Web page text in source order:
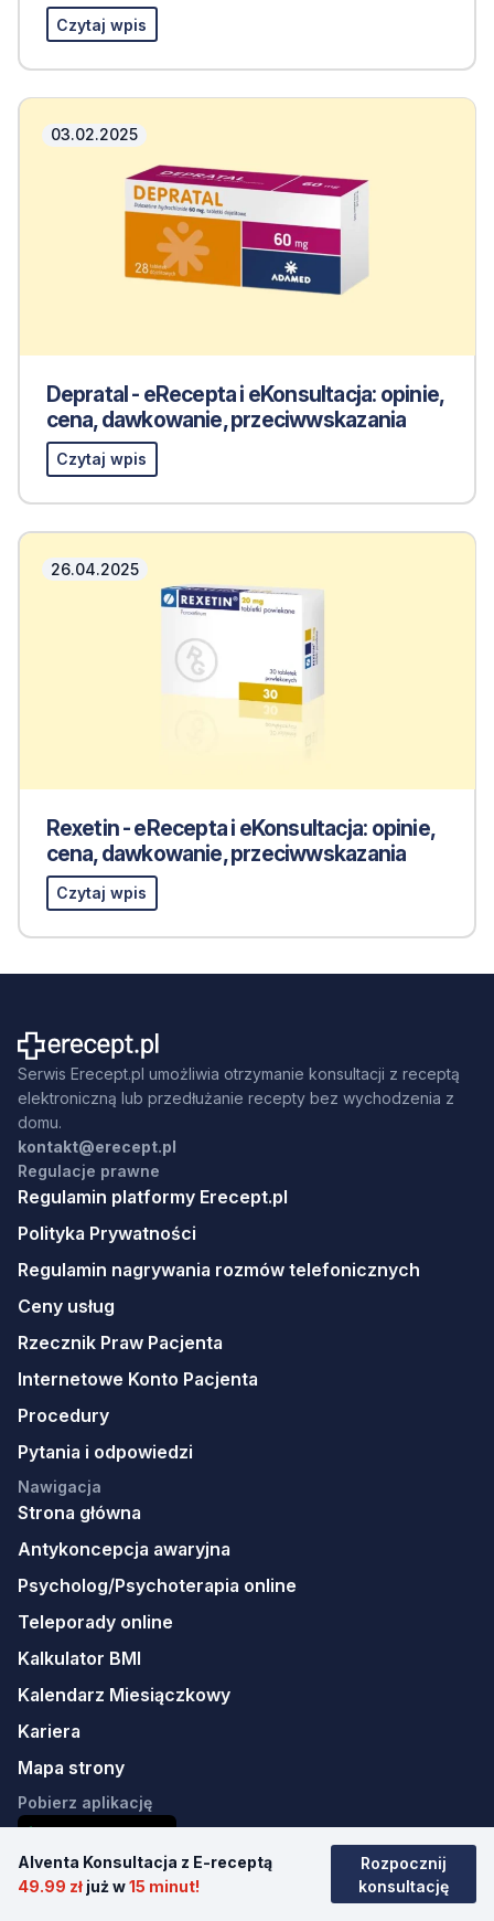
Alventa Konsultacja z E-receptą
49.99 zł już w15 minut!
Rozpocznij
konsultację
Czytaj wpis
03.02.2025
Depratal - eRecepta i eKonsultacja: opinie,
cena, dawkowanie, przeciwwskazania
Czytaj wpis
26.04.2025
Rexetin - eRecepta i eKonsultacja: opinie,
cena, dawkowanie, przeciwwskazania
Czytaj wpis
Serwis Erecept.pl umożliwia otrzymanie konsultacji z receptą
elektroniczną lub przedłużanie recepty bez wychodzenia z
domu.
kontakt@erecept.pl
Regulacje prawne
Regulamin platformy Erecept.pl
Polityka Prywatności
Regulamin nagrywania rozmów telefonicznych
Ceny usług
Rzecznik Praw Pacjenta
Internetowe Konto Pacjenta
Procedury
Pytania i odpowiedzi
Nawigacja
Strona główna
Antykoncepcja awaryjna
Psycholog/Psychoterapia online
Teleporady online
Kalkulator BMI
Kalendarz Miesiączkowy
Kariera
Mapa strony
Pobierz aplikację